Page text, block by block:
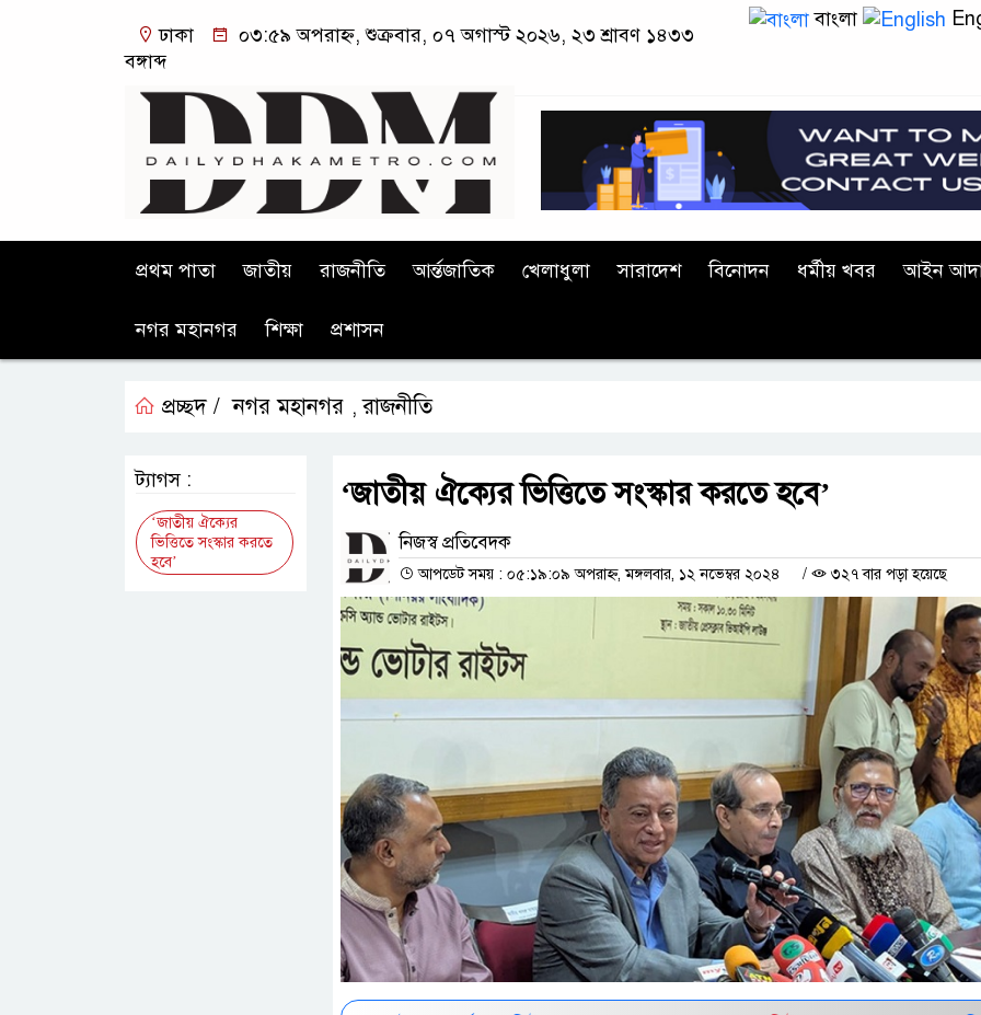
ঢাকা
০৩:৫৯ অপরাহ্ন, শুক্রবার, ০৭ অগাস্ট ২০২৬, ২৩ শ্রাবণ ১৪৩৩
বঙ্গাব্দ
বাংলা
প্রথম পাতা জাতীয় রাজনীতি আর্ন্তজাতিক খেলাধুলা সারাদেশ বিনোদন ধর্মীয় খবর আইন
নগর মহানগর শিক্ষা প্রশাসন
প্রচ্ছদ / নগর মহানগর ,রাজনীতি
‘জাতীয় ঐক্যের ভিত্তিতে সংস্কার করতে হবে’
নিজস্ব প্রতিবেদক
আপডেট সময় : ০৫:১৯:০৯ অপরাহ্ন, মঙ্গলবার, ১২ নভেম্বর ২০২৪ / ৩২৭ বার পড়া হয়েছে
ট্যাগস :
‘জাতীয় ঐক্যের
ভিত্তিতে সংস্কার করতে
হবে’